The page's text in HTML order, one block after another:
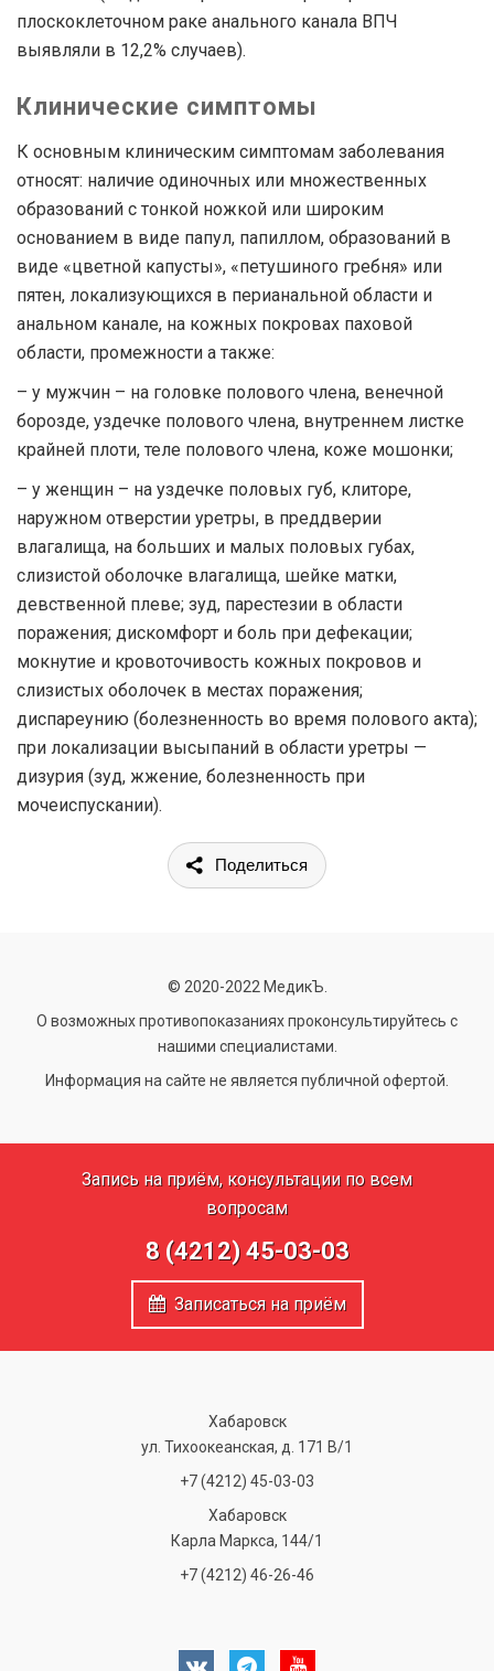
плоскоклеточном раке анального канала ВПЧ
выявляли в 12,2% случаев).
Клинические симптомы
К основным клиническим симптомам заболевания
относят: наличие одиночных или множественных
образований с тонкой ножкой или широким
основанием в виде папул, папиллом, образований в
виде «цветной капусты», «петушиного гребня» или
пятен, локализующихся в перианальной области и
анальном канале, на кожных покровах паховой
области, промежности а также:
– у мужчин – на головке полового члена, венечной
борозде, уздечке полового члена, внутреннем листке
крайней плоти, теле полового члена, коже мошонки;
– у женщин – на уздечке половых губ, клиторе,
наружном отверстии уретры, в преддверии
влагалища, на больших и малых половых губах,
слизистой оболочке влагалища, шейке матки,
девственной плеве; зуд, парестезии в области
поражения; дискомфорт и боль при дефекации;
мокнутие и кровоточивость кожных покровов и
слизистых оболочек в местах поражения;
диспареунию (болезненность во время полового акта);
при локализации высыпаний в области уретры —
дизурия (зуд, жжение, болезненность при
мочеиспускании).
Поделиться
© 2020-2022 МедикЪ.
О возможных противопоказаниях проконсультируйтесь с
нашими специалистами.
Информация на сайте не является публичной офертой.
Запись на приём, консультации по всем
вопросам
8 (4212) 45-03-03
Записаться на приём
Хабаровск
ул. Тихоокеанская, д. 171 В/1
+7 (4212) 45-03-03
Хабаровск
Карла Маркса, 144/1
+7 (4212) 46-26-46